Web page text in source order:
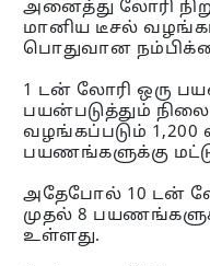
அனைத்து லோரி
மானிய டீசல்
பொதுவான
1 டன் லோரி ஒரு
பயன்படுத்தும்
வழங்கப்படும் 1,200
பயணங்களுக்கு
அதேபோல் 10 டன்
முதல் 8
உள்ளது.